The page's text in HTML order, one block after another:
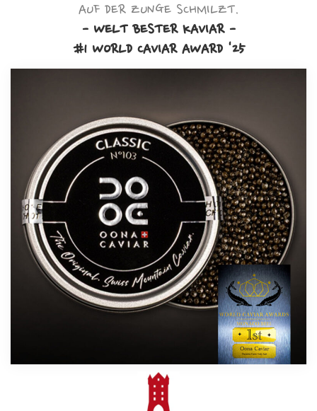
AUF DER ZUNGE SCHMILZT.
- WELT BESTER KAVIAR -
#1 WORLD CAVIAR AWARD '25